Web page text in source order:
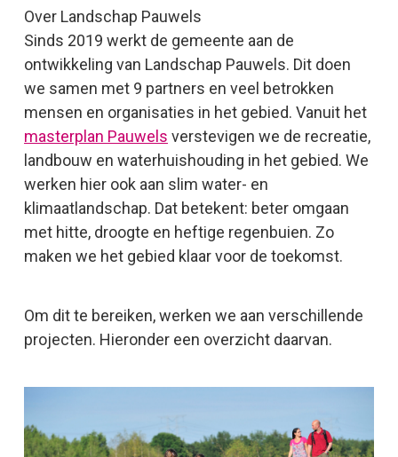
Over Landschap Pauwels
Sinds 2019 werkt de gemeente aan de
ontwikkeling van Landschap Pauwels. Dit doen
we samen met 9 partners en veel betrokken
mensen en organisaties in het gebied. Vanuit het
masterplan Pauwels verstevigen we de recreatie,
landbouw en waterhuishouding in het gebied. We
werken hier ook aan slim water- en
klimaatlandschap. Dat betekent: beter omgaan
met hitte, droogte en heftige regenbuien. Zo
maken we het gebied klaar voor de toekomst.
Om dit te bereiken, werken we aan verschillende
projecten. Hieronder een overzicht daarvan.